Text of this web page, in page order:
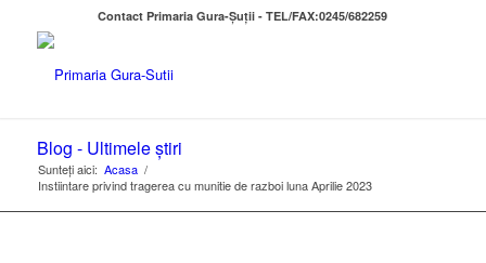
Contact Primaria Gura-Șuții - TEL/FAX:0245/682259
Blog - Ultimele știri
Sunteți aici: Acasa /
Instiintare privind tragerea cu munitie de razboi luna Aprilie 2023